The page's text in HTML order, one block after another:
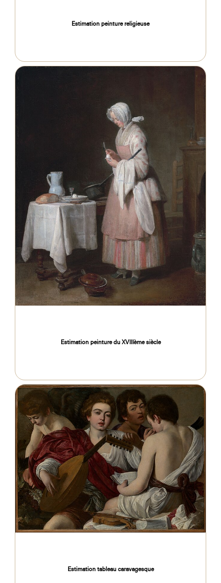
Estimation peinture religieuse
Estimation peinture du XVIIIème siècle
Estimation tableau caravagesque